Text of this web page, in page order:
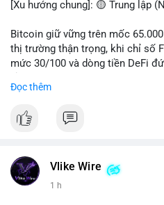
[Xu hướng chung]: 🟡 Trung lập
Bitcoin giữ vững trên mốc
thị trường thận trọng, khi chỉ số
mức 30/100 và dòng tiền DeFi
tăng gần 3% khi Iran-Oman hứa
lớn khác. Đáng chú ý, thanh lý
triệu USD thanh lý trong 24h, cho
Đọc thêm
Vlike Wire
1 h